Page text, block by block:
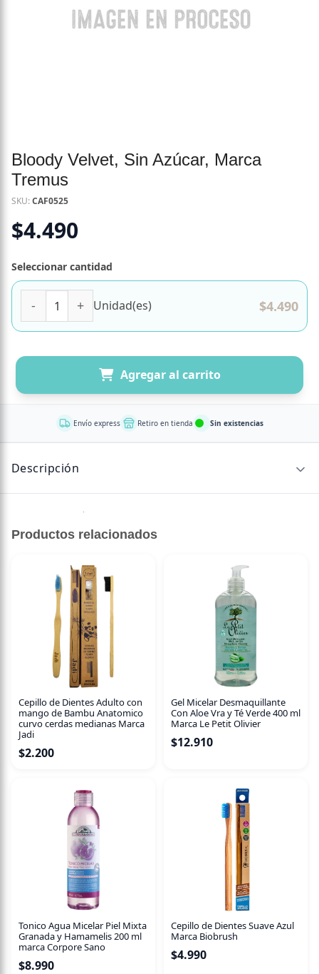
Bloody Velvet, Sin Azúcar, Marca
Tremus
SKU:CAF0525
$4.490
Seleccionar cantidad
Unidad(es) $4.490
Agregar al carrito
Envío express Retiro en tienda Sin existencias
Descripción
Sin descripción disponible.
Productos relacionados
Cepillo de Dientes Adulto con
mango de Bambu Anatomico
curvo cerdas medianas Marca
Jadi
$2.200
Gel Micelar Desmaquillante
Con Aloe Vra y Té Verde 400 ml
Marca Le Petit Olivier
$12.910
Tonico Agua Micelar Piel Mixta
Granada y Hamamelis 200 ml
marca Corpore Sano
$8.990
Cepillo de Dientes Suave Azul
Marca Biobrush
$4.990